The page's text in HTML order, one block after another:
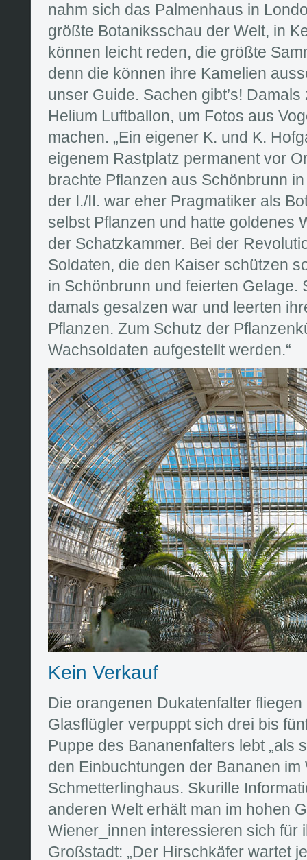
nahm sich das Palmenhaus in
größte Botaniksschau der Welt, in
können leicht reden, die größte
denn die können ihre Kamelien
unser Guide. Sachen gibt’s!
Helium Luftballon, um Fotos aus
machen. „Ein eigener K. und K.
eigenem Rastplatz permanent vor
brachte Pflanzen aus Schönbrunn
der I./II. war eher Pragmatiker als
selbst Pflanzen und hatte goldenes
der Schatzkammer. Bei der
Soldaten, die den Kaiser schützen
in Schönbrunn und feierten Gelage.
damals gesalzen war und leerten
Pflanzen. Zum Schutz der
Wachsoldaten aufgestellt werden.“
Kein Verkauf
Die orangenen Dukatenfalter
Glasflügler verpuppt sich drei bis
Puppe des Bananenfalters lebt „als
den Einbuchtungen der Bananen im
Schmetterlinghaus. Skurille
anderen Welt erhält man im hohen
Wiener_innen interessieren sich für
Großstadt: „Der Hirschkäfer wartet